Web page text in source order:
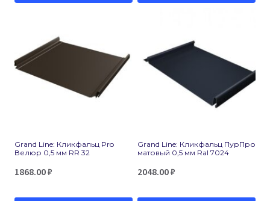
Grand Line: Кликфальц Pro
Велюр 0,5 мм RR 32
1868.00₽
Grand Line: Кликфальц ПурПро
матовый 0,5 мм Ral 7024
2048.00₽